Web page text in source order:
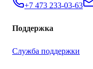
+7 473 233-03-63
Поддержка
Служба поддержки